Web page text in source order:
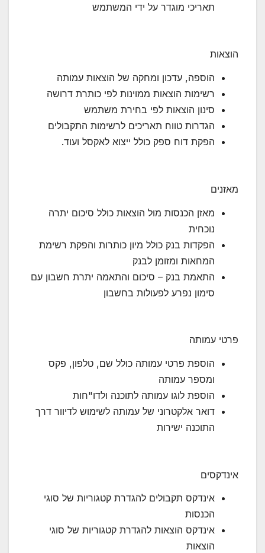
תאריכי מוגדר על ידי המשתמש
הוצאות
הוספה, עדכון ומחקה של הוצאות עמותה
רשימות הוצאות ממוינות לפי כותרת דרושה
סינון הוצאות לפי בחירת משתמש
הגדרות טווח תאריכים לרשימות התקבולים
הפקת דוח ספק כולל ייצוא לאקסל ועוד.
מאזנים
מאזן הכנסות מול הוצאות כולל סיכום יתרה
נוכחית
הפקדות בנק כולל מיון כותרות והפקת רשימת
המחאות ומזומן לבנק
התאמת בנק – סיכום והתאמה יתרת חשבון עם
סימון נפרע לפעולות בחשבון
פרטי עמותה
הוספת פרטי עמותה כולל שם, טלפון, פקס
ומספר עמותה
הוספת לוגו עמותה לתוכנה ולדו"חות
דואר אלקטרוני של עמותה לשימוש לדיוור דרך
התוכנה ישירות
אינדקסים
אינדקס תקבולים להגדרת קטגוריות של סוגי
הכנסות
אינדקס הוצאות להגדרת קטגוריות של סוגי
הוצאות